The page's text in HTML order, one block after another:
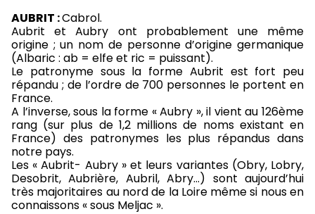
AUBRIT :Cabrol.
Aubrit et Aubry ont probablement une même
origine ; un nom de personne d’origine germanique
(Albaric : ab = elfe et ric = puissant).
Le patronyme sous la forme Aubrit est fort peu
répandu ; de l’ordre de 700 personnes le portent en
France.
A l’inverse, sous la forme « Aubry », il vient au 126ème
rang (sur plus de 1,2 millions de noms existant en
France) des patronymes les plus répandus dans
notre pays.
Les « Aubrit- Aubry » et leurs variantes (Obry, Lobry,
Desobrit, Aubrière, Aubril, Abry…) sont aujourd’hui
très majoritaires au nord de la Loire même si nous en
connaissons « sous Meljac ».